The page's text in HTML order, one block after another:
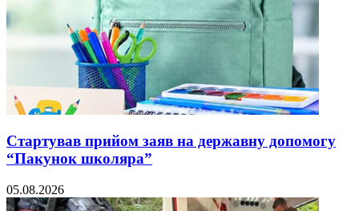
Стартував прийом заяв на державну допомогу
“Пакунок школяра”
05.08.2026